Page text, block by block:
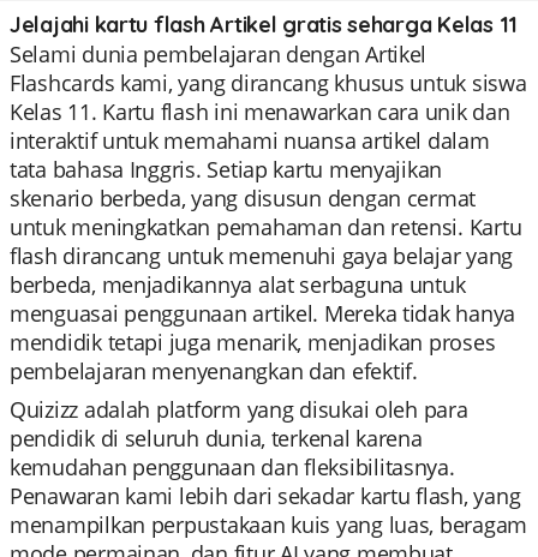
Jelajahi kartu flash Artikel gratis seharga Kelas 11
Selami dunia pembelajaran dengan Artikel
Flashcards kami, yang dirancang khusus untuk siswa
Kelas 11. Kartu flash ini menawarkan cara unik dan
interaktif untuk memahami nuansa artikel dalam
tata bahasa Inggris. Setiap kartu menyajikan
skenario berbeda, yang disusun dengan cermat
untuk meningkatkan pemahaman dan retensi. Kartu
flash dirancang untuk memenuhi gaya belajar yang
berbeda, menjadikannya alat serbaguna untuk
menguasai penggunaan artikel. Mereka tidak hanya
mendidik tetapi juga menarik, menjadikan proses
pembelajaran menyenangkan dan efektif.
Quizizz adalah platform yang disukai oleh para
pendidik di seluruh dunia, terkenal karena
kemudahan penggunaan dan fleksibilitasnya.
Penawaran kami lebih dari sekadar kartu flash, yang
menampilkan perpustakaan kuis yang luas, beragam